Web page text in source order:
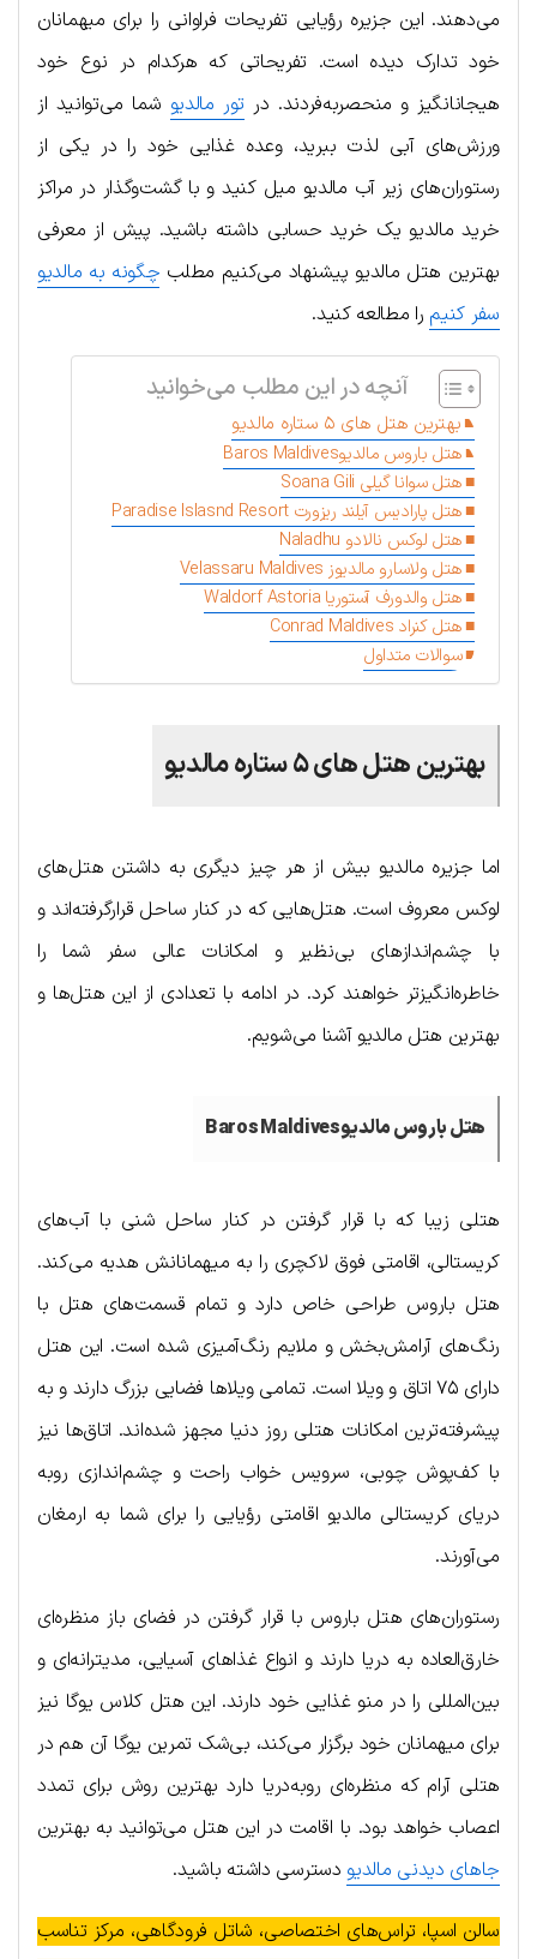
می‌دهند. این جزیره رؤیایی تفریحات فراوانی را برای میهمانان
خود تدارک دیده است. تفریحاتی که هرکدام در نوع خود
هیجان‎انگیز و منحصربه‌فردند. در
تور مالدیو شما می‌توانید از
ورزش‌های آبی لذت ببرید، وعده غذایی خود را در یکی از
رستوران‌های زیر آب مالدیو میل کنید و با گشت‌و‌گذار در مراکز
خرید مالدیو یک خرید حسابی داشته باشید. پیش از معرفی
بهترین هتل مالدیو پیشنهاد می‌کنیم مطلب چگونه به مالدیو
سفر کنیم را مطالعه کنید.
آنچه در این مطلب می‌خوانید
بهترین هتل های ۵ ستاره مالدیو
هتل باروس مالدیوBaros Maldives
هتل سوانا گیلی Soana Gili
هتل پارادیس آیلند ریزورت Paradise Islasnd Resort
هتل لوکس نالادو Naladhu
هتل ولاسارو مالدیوز Velassaru Maldives
هتل والدورف آستوریا Waldorf Astoria
هتل کنراد Conrad Maldives
سوالات متداول
بهترین هتل های ۵ ستاره مالدیو
اما جزیره مالدیو بیش از هر چیز دیگری به داشتن هتل‌های
لوکس معروف است. هتل‌هایی که در کنار ساحل قرارگرفته‌اند و
با چشم‌اندازهای بی‌نظیر و امکانات عالی سفر شما را
خاطره‌انگیزتر خواهند کرد. در ادامه با تعدادی از این هتل‌ها و
بهترین هتل مالدیو آشنا می‌شویم.
هتل باروس مالدیوBaros Maldives
هتلی زیبا که با قرار گرفتن در کنار ساحل شنی با آب‌های
کریستالی، اقامتی فوق لاکچری را به میهمانانش هدیه می‌کند.
هتل باروس طراحی خاص دارد و تمام قسمت‌های هتل با
رنگ‌های آرامش‌بخش و ملایم رنگ‌آمیزی شده است. این هتل
دارای ۷۵ اتاق و ویلا است. تمامی ویلاها فضایی بزرگ دارند و به
پیشرفته‌ترین امکانات هتلی روز دنیا مجهز شده‌اند. اتاق‌ها نیز
با کف‌پوش چوبی، سرویس خواب راحت و چشم‌اندازی روبه
دریای کریستالی مالدیو اقامتی رؤیایی را برای شما به ارمغان
می‌آورند.
رستوران‌های هتل باروس با قرار گرفتن در فضای باز منظره‌ای
خارق‌العاده به دریا دارند و انواع غذاهای آسیایی، مدیترانه‌ای و
بین‌المللی را در منو غذایی خود دارند. این هتل کلاس یوگا نیز
برای میهمانان خود برگزار می‌کند، بی‌شک تمرین یوگا آن هم در
هتلی آرام که منظره‌ای روبه‌دریا دارد بهترین روش برای تمدد
اعصاب خواهد بود. با اقامت در این هتل می‌توانید به بهترین
جاهای دیدنی مالدیو دسترسی داشته باشید.
سالن اسپا، تراس‌های اختصاصی، شاتل فرودگاهی، مرکز تناسب